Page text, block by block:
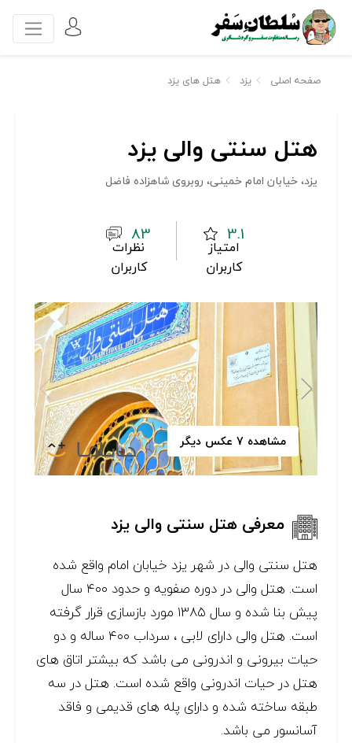
صفحه اصلی یزد هتل های یزد
هتل سنتی والی یزد
یزد، خیابان امام خمینی، روبروی شاهزاده فاضل
3.1
امتیاز
کاربران
83
نظرات
کاربران
مشاهده 7 عکس دیگر
معرفی هتل سنتی والی یزد
هتل سنتی والی در شهر یزد خیابان امام واقع شده
است. هتل والی در دوره صفویه و حدود ۴۰۰ سال
پیش بنا شده و سال ۱۳۸۵ مورد بازسازی قرار گرفته
است. هتل والی دارای لابی ، سرداب ۴۰۰ ساله و دو
حیات بیرونی و اندرونی می باشد که بیشتر اتاق های
هتل در حیات اندرونی واقع شده است. هتل در سه
طبقه ساخته شده و دارای پله های قدیمی و فاقد
آسانسور می باشد.